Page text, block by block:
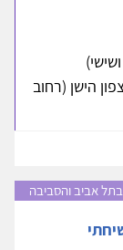
הישן (רחוב
אביב והסביבה